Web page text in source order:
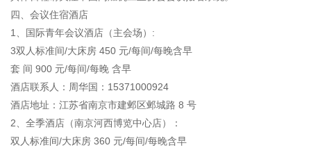
四、会议住宿酒店
1、国际青年会议酒店（主会场）:
3双人标准间/大床房 450 元/每间/每晚含早
套 间 900 元/每间/每晚 含早
酒店联系人：周华国：15371000924
酒店地址：江苏省南京市建邺区邺城路 8 号
2、全季酒店（南京河西博览中心店）：
双人标准间/大床房 360 元/每间/每晚含早